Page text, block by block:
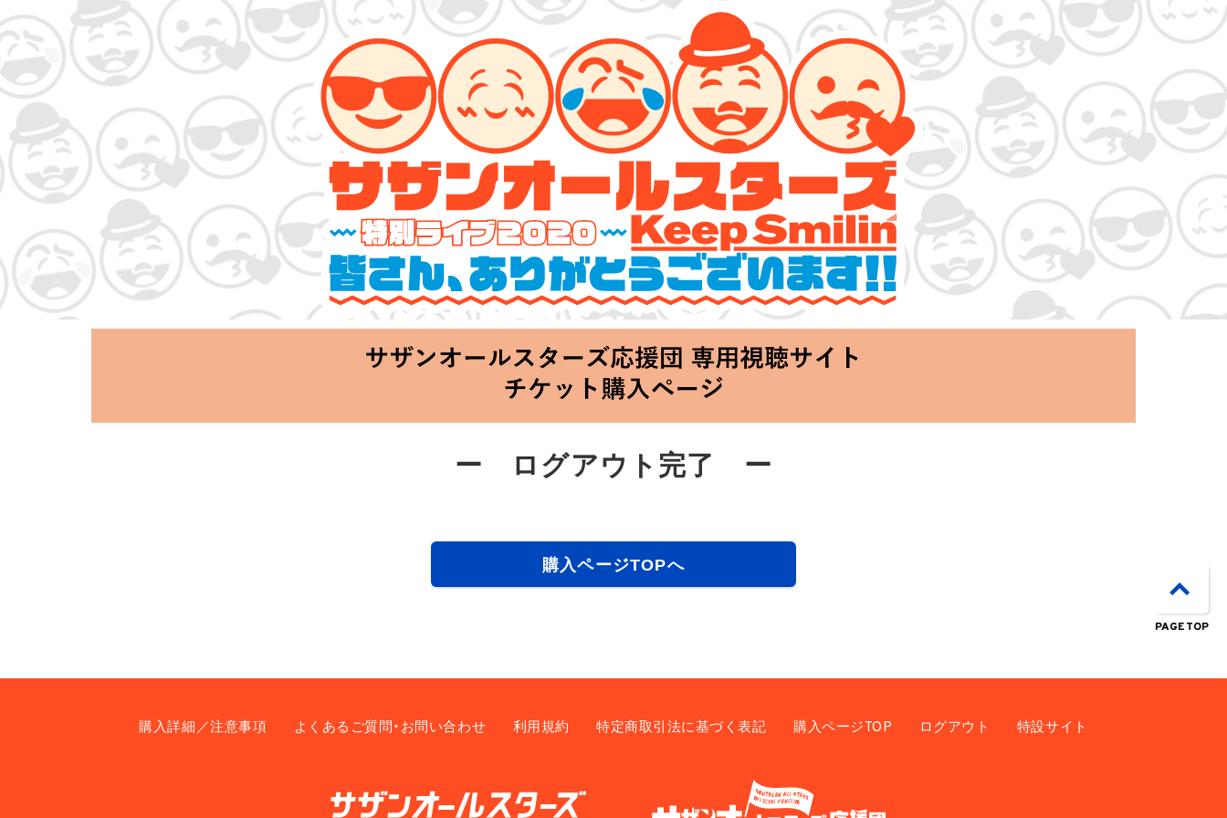
サザンオールスターズ 特別ライブ 2020
「Keep Smilin’～皆さん、ありがとうございます!!～」
2020.06.25 Thu 20:00 Start at 横浜アリーナ
ー ログアウト完了 ー
購入ページTOPへ
購入詳細／注意事項 よくあるご質問・お問い合わせ 利用規約 特定商取引法に基づく表記 購入ページTOP ログアウト 特設サイト
PAGE TOP